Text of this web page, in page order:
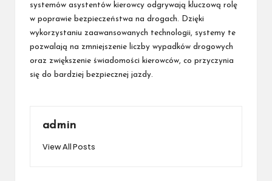
systemów asystentów kierowcy odgrywają kluczową rolę
w poprawie bezpieczeństwa na drogach. Dzięki
wykorzystaniu zaawansowanych technologii, systemy te
pozwalają na zmniejszenie liczby wypadków drogowych
oraz zwiększenie świadomości kierowców, co przyczynia
się do bardziej bezpiecznej jazdy.
admin
View All Posts